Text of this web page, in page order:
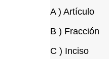
A ) Artículo
B ) Fracción
C ) Inciso